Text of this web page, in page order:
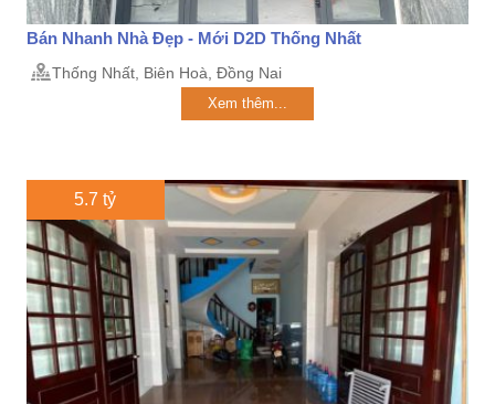
Bán Nhanh Nhà Đẹp - Mới D2D Thống Nhất
Thống Nhất, Biên Hoà, Đồng Nai
Xem thêm...
5.7 tỷ